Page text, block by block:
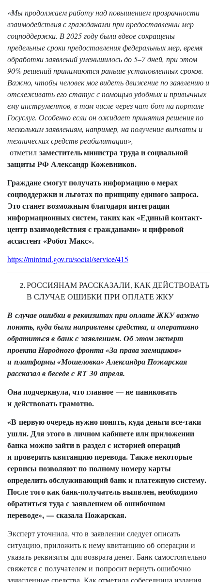
«Мы продолжаем работу над повышением прозрачности
взаимодействия с гражданами при предоставлении мер
соцподдержки. В 2025 году были вдвое сокращены
предельные сроки предоставления федеральных мер, время
обработки заявлений уменьшилось до 5–7 дней, при этом
90% решений принимаются раньше установленных сроков.
Важно, чтобы человек мог видеть движение по заявлению и
отслеживать его статус с помощью удобных и привычных
ему инструментов, в том числе через чат-бот на портале
Госуслуг. Особенно если он ожидает принятия решения по
нескольким заявлениям, например, на получение выплаты и
технических средств реабилитации», –
отметил заместитель министра труда и социальной
защиты РФ Александр Кожевников.
Граждане смогут получать информацию о мерах
соцподдержки и льготах по принципу единого запроса.
Это станет возможным благодаря интеграции
информационных систем, таких как «Единый контакт-
центр взаимодействия с гражданами» и цифровой
ассистент «Робот Макс».
https://mintrud.gov.ru/social/service/415
РОССИЯНАМ РАССКАЗАЛИ, КАК ДЕЙСТВОВАТЬ
В СЛУЧАЕ ОШИБКИ ПРИ ОПЛАТЕ ЖКУ
В случае ошибки в реквизитах при оплате ЖКУ важно
понять, куда были направлены средства, и оперативно
обратиться в банк с заявлением. Об этом эксперт
проекта Народного фронта «За права заемщиков»
и платформы «Мошеловка» Александра Пожарская
рассказал в беседе с RT 30 апреля.
Она подчеркнула, что главное — не паниковать
и действовать грамотно.
«В первую очередь нужно понять, куда деньги все-таки
ушли. Для этого в личном кабинете или приложении
банка можно зайти в раздел с историей операций
и проверить квитанцию перевода. Также некоторые
сервисы позволяют по полному номеру карты
определить обслуживающий банк и платежную систему.
После того как банк-получатель выявлен, необходимо
обратиться туда с заявлением об ошибочном
переводе», — сказала Пожарская.
Эксперт уточнила, что в заявлении следует описать
ситуацию, приложить к нему квитанцию об операции и
указать реквизиты для возврата денег. Банк самостоятельно
свяжется с получателем и попросит вернуть ошибочно
зачисленные средства. Как отметила собеседница издания,